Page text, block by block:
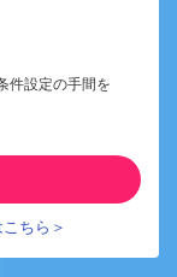
件設定の手間を
ちら＞